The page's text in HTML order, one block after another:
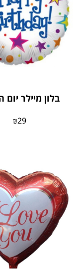
בלון מיילר יום
₪29